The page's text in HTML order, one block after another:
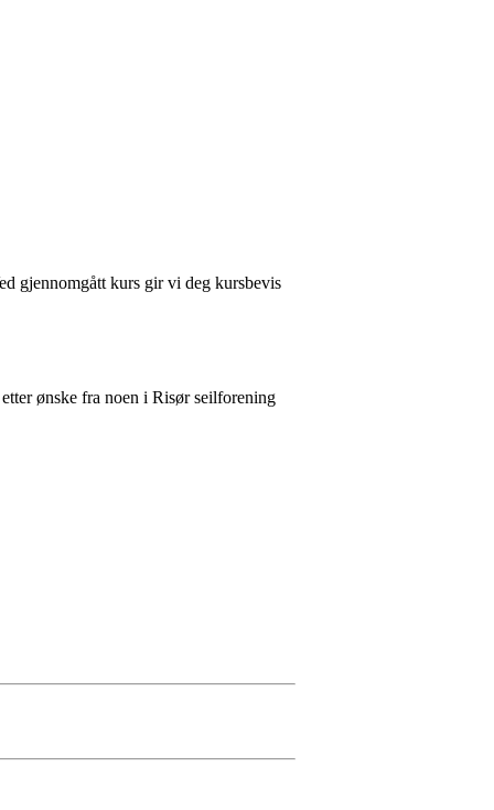
gjennomgått kurs gir vi deg kursbevis
ønske fra noen i Risør seilforening